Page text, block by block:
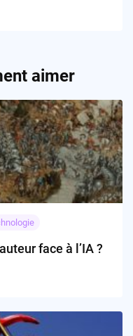
aimer
face à l’IA ?